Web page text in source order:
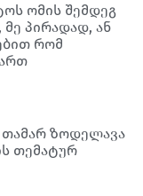
ომის შემდეგ
პირადად, ან
რომ
თამარ ზოდელავა
თემატურ